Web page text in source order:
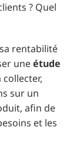
? Quel
rentabilité
uneétude
sur un
afin de
et les